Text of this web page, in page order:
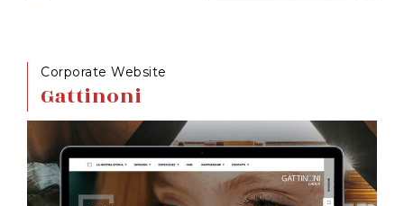
Corporate Website
Gattinoni